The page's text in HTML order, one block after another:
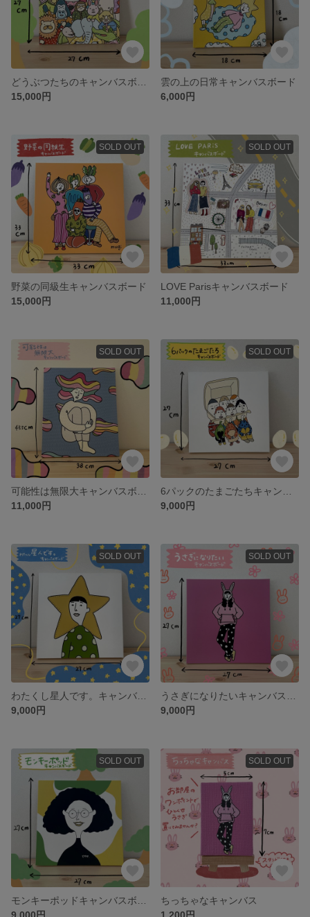
15,000円
雲の上の日常キャンバスボード
6,000円
SOLD OUT
野菜の同級生キャンバスボード
15,000円
SOLD OUT
LOVE Parisキャンバスボード
11,000円
SOLD OUT
11,000円
SOLD OUT
9,000円
SOLD OUT
9,000円
SOLD OUT
9,000円
SOLD OUT
9,000円
SOLD OUT
ちっちゃなキャンバス
1,200円